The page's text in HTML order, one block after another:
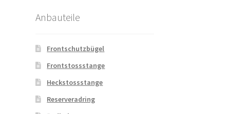
Anbauteile
Frontschutzbügel
Frontstossstange
Heckstossstange
Reserveradring